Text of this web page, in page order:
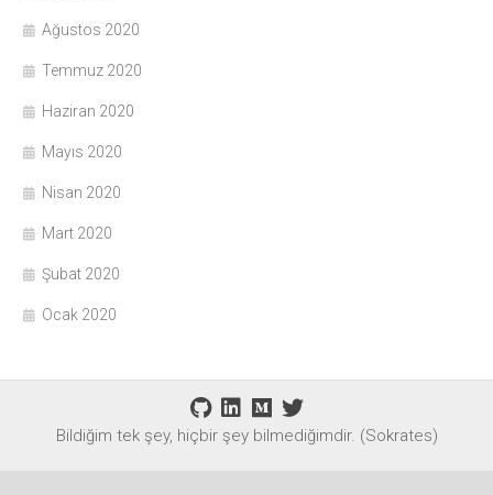
Ağustos 2020
Temmuz 2020
Haziran 2020
Mayıs 2020
Nisan 2020
Mart 2020
Şubat 2020
Ocak 2020
Bildiğim tek şey, hiçbir şey bilmediğimdir. (Sokrates)